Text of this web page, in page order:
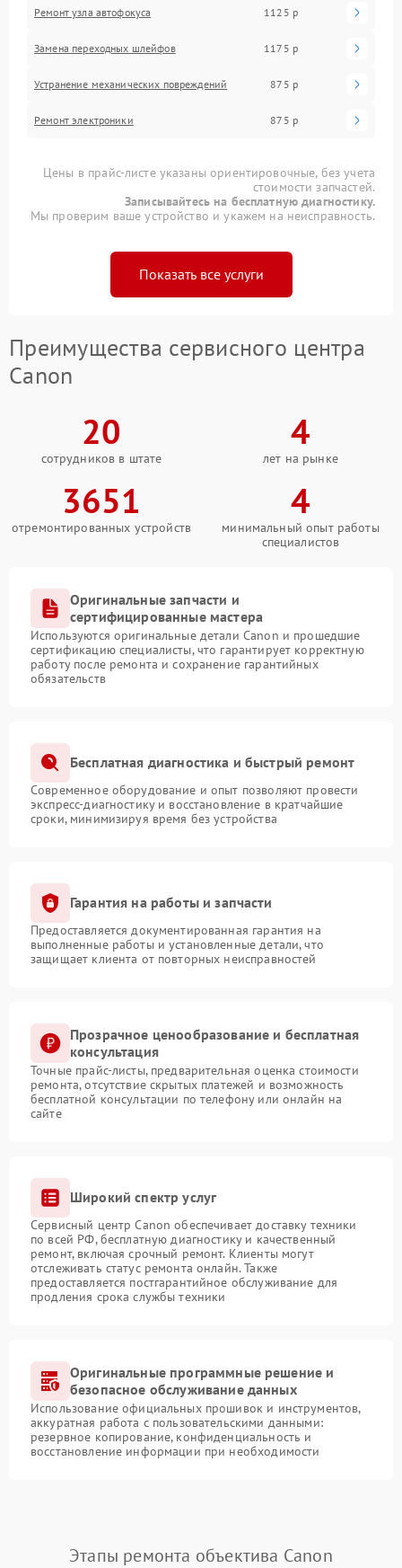
Ремонт узла автофокуса 1125 р
Замена переходных шлейфов 1175 р
Устранение механических повреждений 875 р
Ремонт электроники 875 р
Цены в прайс-листе указаны ориентировочные, без учета
стоимости запчастей.
Записывайтесь на бесплатную диагностику.
Мы проверим ваше устройство и укажем на неисправность.
Показать все услуги
Преимущества сервисного центра
Canon
20
сотрудников в штате
4
лет на рынке
3651
отремонтированных устройств
4
минимальный опыт работы
специалистов
Оригинальные запчасти и
сертифицированные мастера
Используются оригинальные детали Canon и прошедшие
сертификацию специалисты, что гарантирует корректную
работу после ремонта и сохранение гарантийных
обязательств
Бесплатная диагностика и быстрый ремонт
Современное оборудование и опыт позволяют провести
экспресс-диагностику и восстановление в кратчайшие
сроки, минимизируя время без устройства
Гарантия на работы и запчасти
Предоставляется документированная гарантия на
выполненные работы и установленные детали, что
защищает клиента от повторных неисправностей
Прозрачное ценообразование и бесплатная
консультация
Точные прайс-листы, предварительная оценка стоимости
ремонта, отсутствие скрытых платежей и возможность
бесплатной консультации по телефону или онлайн на
сайте
Широкий спектр услуг
Сервисный центр Canon обеспечивает доставку техники
по всей РФ, бесплатную диагностику и качественный
ремонт, включая срочный ремонт. Клиенты могут
отслеживать статус ремонта онлайн. Также
предоставляется постгарантийное обслуживание для
продления срока службы техники
Оригинальные программные решение и
безопасное обслуживание данных
Использование официальных прошивок и инструментов,
аккуратная работа с пользовательскими данными:
резервное копирование, конфиденциальность и
восстановление информации при необходимости
Этапы ремонта объектива Canon